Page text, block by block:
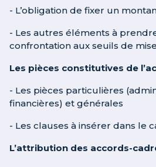
- L’obligation de fixer un
- Les autres éléments à
confrontation aux seuils de
Les pièces constitutives de
- Les pièces particulières
financières) et générales
- Les clauses à insérer dans le
L’attribution des accords-